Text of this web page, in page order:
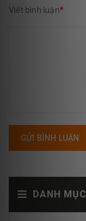
DANH MỤC
Viết bình luận*
GỬI BÌNH LUẬN